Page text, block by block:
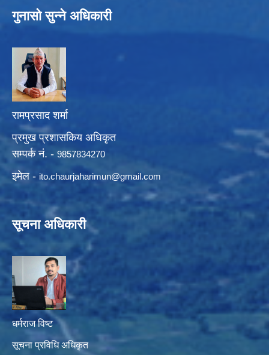
गुनासो सुन्ने अधिकारी
रामप्रसाद शर्मा
प्रमुख प्रशासकिय अधिकृत
सम्पर्क नं. - 9857834270
इमेल - ito.chaurjaharimun@gmail.com
सूचना अधिकारी
धर्मराज विष्ट
सूचना प्रविधि अधिकृत